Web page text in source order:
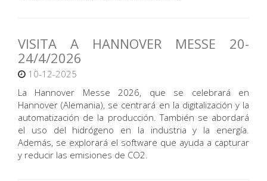
VISITA A HANNOVER MESSE 20-
24/4/2026
10-12-2025
La Hannover Messe 2026, que se celebrará en
Hannover (Alemania), se centrará en la digitalización y la
automatización de la producción. También se abordará
el uso del hidrógeno en la industria y la energía.
Además, se explorará el software que ayuda a capturar
y reducir las emisiones de CO2.